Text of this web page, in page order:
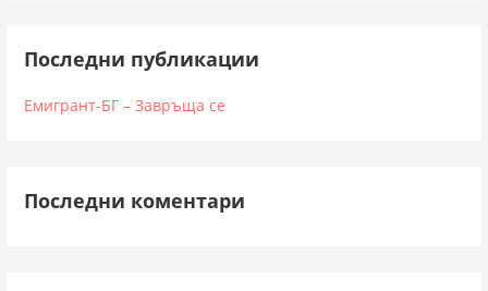
Последни публикации
Емигрант-БГ – Завръща се
Последни коментари